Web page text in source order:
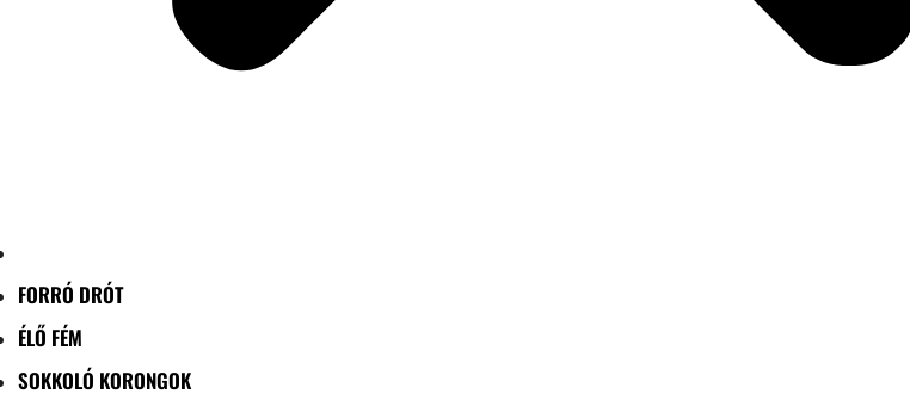
FORRÓ DRÓT
ÉLŐ FÉM
SOKKOLÓ KORONGOK